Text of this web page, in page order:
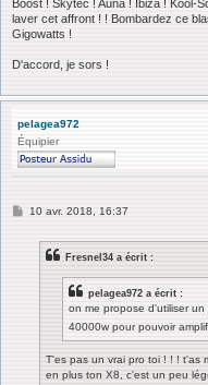
Boost ! Skytec ! Auna ! Ibiza ! Kool-
laver cet affront ! ! Bombardez ce
Gigowatts !
D'accord, je sors !
pelagea972
Équipier
M10 avr. 2018, 16:37
Fresnel34 a écrit :
pelagea972 a écrit :
on me propose d'utiliser
40000w pour pouvoir
T'es pas un vrai pro toi ! ! ! t'as
en plus ton X8, c'est un peu